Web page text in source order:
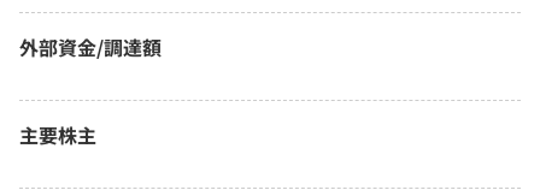
外部資金/調達額
主要株主